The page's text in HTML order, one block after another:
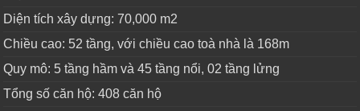
Diện tích xây dựng: 70,000 m2
Chiều cao: 52 tầng, với chiều cao toà nhà là 168m
Quy mô: 5 tầng hầm và 45 tầng nổi, 02 tầng lửng
Tổng số căn hộ: 408 căn hộ